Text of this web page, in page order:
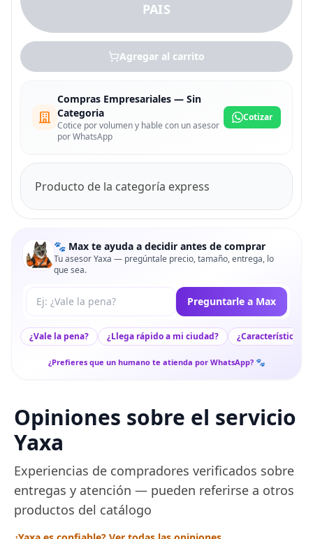
PAIS
Agregar al carrito
Compras Empresariales — Sin
Categoria
Cotice por volumen y hable con un asesor
por WhatsApp
Cotizar
Producto de la categoría express
🐾 Max te ayuda a decidir antes de comprar
Tu asesor Yaxa — pregúntale precio, tamaño, entrega, lo
que sea.
Tu pregunta a Max Preguntarle a Max
¿Vale la pena? ¿Llega rápido a mi ciudad? ¿Características
¿Prefieres que un humano te atienda por WhatsApp? 🐾
Opiniones sobre el servicio
Yaxa
Experiencias de compradores verificados sobre
entregas y atención — pueden referirse a otros
productos del catálogo